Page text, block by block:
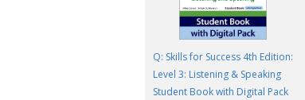
Q: Skills for Success 4th Edition:
Level 3: Listening & Speaking
Student Book with Digital Pack